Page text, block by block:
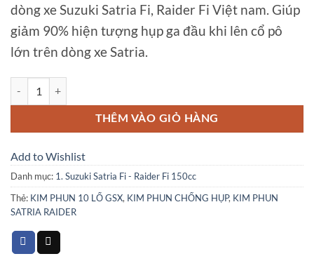
dòng xe Suzuki Satria Fi, Raider Fi Việt nam. Giúp
giảm 90% hiện tượng hụp ga đầu khi lên cổ pô
lớn trên dòng xe Satria.
THÊM VÀO GIỎ HÀNG
Add to Wishlist
Danh mục: 1. Suzuki Satria Fi - Raider Fi 150cc
Thẻ: KIM PHUN 10 LỔ GSX, KIM PHUN CHỐNG HỤP, KIM PHUN
SATRIA RAIDER